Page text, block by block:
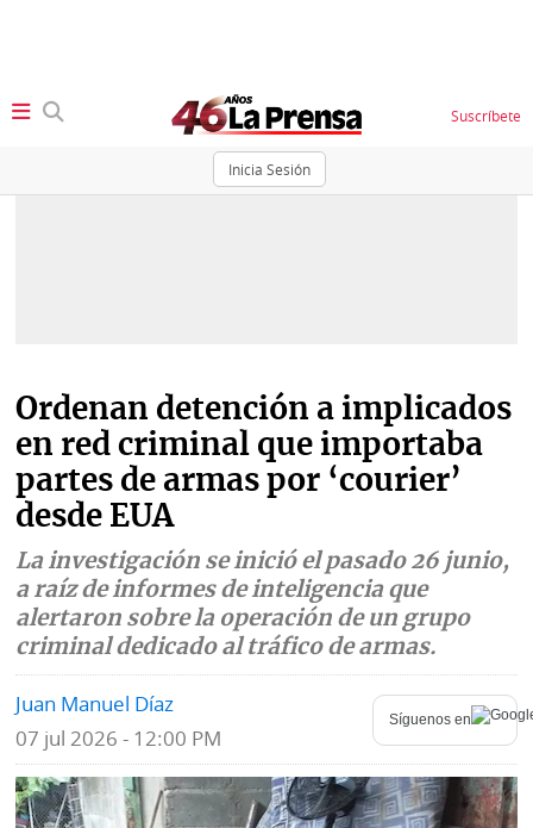
Inicia Sesión
Suscríbete
Judiciales
Política
Economía
Mundo
Deportes
Tecnología
Ponle
la
Firma
Status
K
Vivir+
Blogs
Fotografías
Fe
de
erratas
Ordenan detención a implicados
en red criminal que importaba
partes de armas por ‘courier’
desde EUA
La investigación se inició el pasado 26 junio,
a raíz de informes de inteligencia que
alertaron sobre la operación de un grupo
criminal dedicado al tráfico de armas.
Juan Manuel Díaz
07 jul 2026 - 12:00 PM
Síguenos en